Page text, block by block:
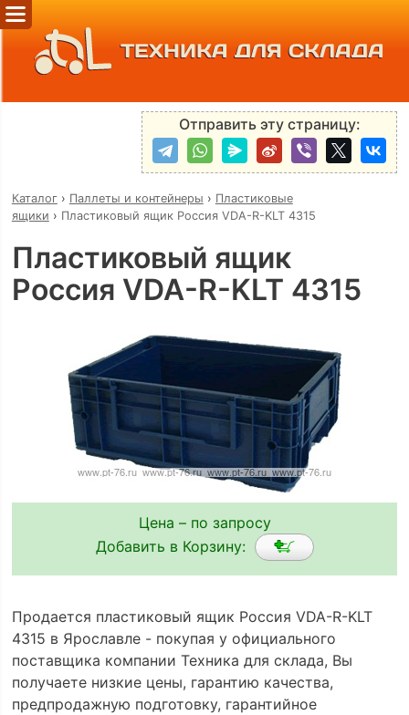
ТЕХНИКА ДЛЯ СКЛАДА
Отправить эту страницу:
Каталог› Паллеты и контейнеры › Пластиковые
ящики › Пластиковый ящик Россия VDA-R-KLT 4315
Пластиковый ящик
Россия VDA-R-KLT 4315
Цена – по запросу
Добавить в Корзину:
Продается пластиковый ящик Россия VDA-R-KLT
4315 в Ярославле - покупая у официального
поставщика компании Техника для склада, Вы
получаете низкие цены, гарантию качества,
предпродажную подготовку, гарантийное